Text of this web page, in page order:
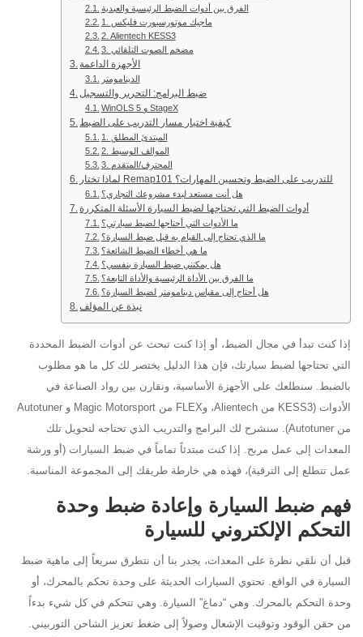
الفرق بين أدوات الضبط الرئيسية والعبدية
1. ماجيك موتورسبورت فليكس
2. Alientech KESS3
3. مضخم الصوت التلقائي
الأجهزة الداعمة
الدينامومتر
ضبط البرامج: التحرير والتسجيل
WinOLS 5 و StageX
كيفية اختيار مسار التدريب على الضبط
1. المبتدئ المطلق
2. الموالف الوسيط
3. المحترف/المتقدم
لماذا تختار Remap101 للتدريب على الضبط وتحسين المهارات؟
هل أنت مستعد لبدء مشروعك التجاري؟
أدوات الضبط التي تحتاجها لضبط السيارة الأسئلة المتكررة
ما الأدوات التي أحتاجها لضبط سيارتي؟
ما الذي تحتاج إلى القيام به قبل ضبط السيارة؟
ما هي أخطاء الضبط الشائعة؟
هل يمكنني ضبط السيارة بنفسي؟
ما الفرق بين الأداة الرئيسية والأداة التابعة؟
هل أحتاج إلى مقياس دينامومتر لضبط السيارة؟
نبذة عن المؤلف
إذا كنت تبدأ في مجال الضبط، أو إذا كنت تبحث عن أدوات الضبط المحددة
التي تحتاجها لضبط سيارتك، فإن هذا الدليل يختصر لك كل ما هو مطلوب
بالضبط. سنطلعك على الأجهزة الأساسية، ونقارن بين رواد الصناعة في
الأدوات (KESS3 من Alientech، وFLEX من Magic Motorsport و Autotuner
من Autotuner). سنشرح لك البرامج والتدريب الذي تحتاجه لتحويل تلك
المعدات إلى عمل مربح. إذا كنت مبتدئاً تماماً في ضبط السيارات (أو ورشة
عمل تتطلع إلى الترقية)، فهذه هي خارطة طريقك إلى المجموعة المناسبة.
فهم ضبط السيارة وإعادة ضبط وحدة
التحكم الإلكتروني للسيارة
قبل أن نلقي نظرة على المعدات، يجدر بنا أن نتطرق سريعاً إلى ماهية ضبط
السيارة في الواقع. تحتوي السيارات الحديثة على وحدة تحكم بالمحرك، أو
وحدة التحكم بالمحرك. وهي “دماغ” السيارة. وهي تتحكم في كل شيء بدءاً
من حقن الوقود وتوقيت الإشعال وصولاً إلى ضغط تعزيز الشاحن التوربيني.